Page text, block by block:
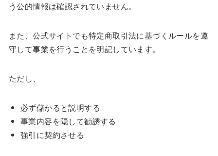
う公的情報は確認されていません。
また、公式サイトでも特定商取引法に基づくルールを遵
守して事業を行うことを明記しています。
ただし、
必ず儲かると説明する
事業内容を隠して勧誘する
強引に契約させる